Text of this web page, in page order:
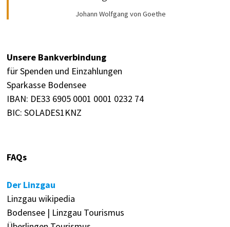
Johann Wolfgang von Goethe
Unsere Bankverbindung
für Spenden und Einzahlungen
Sparkasse Bodensee
IBAN: DE33 6905 0001 0001 0232 74
BIC: SOLADES1KNZ
FAQs
Der Linzgau
Linzgau wikipedia
Bodensee | Linzgau Tourismus